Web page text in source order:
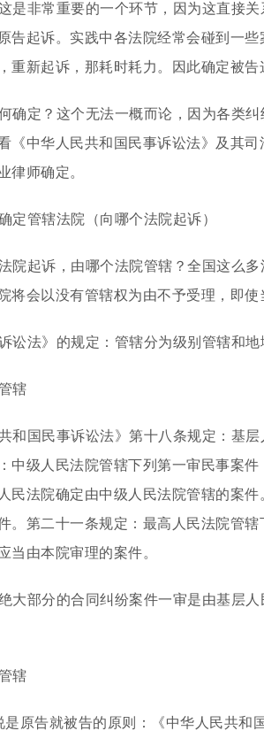
是非常重要的一个环节，因为这直接
告起诉。实践中各法院经常会碰到一
重新起诉，那耗时耗力。因此确定被告
确定？这个无法一概而论，因为各类
《中华人民共和国民事诉讼法》及其
律师确定。
定管辖法院（向哪个法院起诉）
院起诉，由哪个法院管辖？全国这么
将会以没有管辖权为由不予受理，即
讼法》的规定：管辖分为级别管辖和
辖
共和国民事诉讼法》第十八条规定：基
中级人民法院管辖下列第一审民事案
民法院确定由中级人民法院管辖的案
。第二十一条规定：最高人民法院管
当由本院审理的案件。
大部分的合同纠纷案件一审是由基层
辖
是原告就被告的原则：《中华人民共和